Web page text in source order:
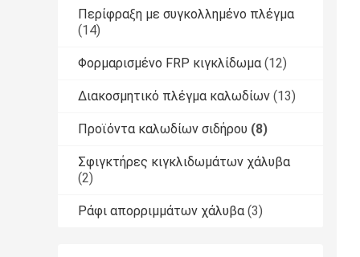
Περίφραξη με συγκολλημένο πλέγμα
(14)
Φορμαρισμένο FRP κιγκλίδωμα (12)
Διακοσμητικό πλέγμα καλωδίων (13)
Προϊόντα καλωδίων σιδήρου (8)
Σφιγκτήρες κιγκλιδωμάτων χάλυβα
(2)
Ράφι απορριμμάτων χάλυβα (3)